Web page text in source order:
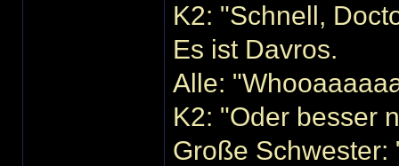
K2: "Schnell,
Es ist Davros.
Alle:
K2: "Oder besser
Große